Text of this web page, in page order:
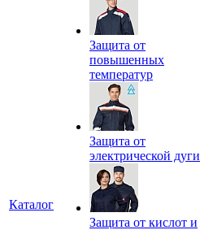
Каталог
Защита от
повышенных
температур
Защита от
электрической дуги
Защита от кислот и